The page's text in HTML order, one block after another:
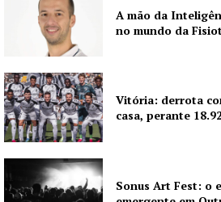
Quero ser AssinanteA mão da
no mundo da
Vitória: derrota
casa, perante
Sonus Art Fest: o